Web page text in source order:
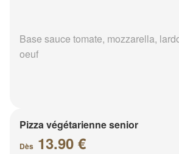
Base sauce tomate, mozzarella,
oeuf
Pizza végétarienne senior
Dès 13.90 €